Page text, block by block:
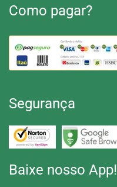
Como pagar?
Segurança
Baixe nosso App!